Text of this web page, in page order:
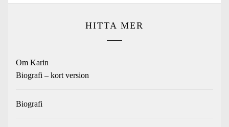
HITTA MER
Om Karin
Biografi – kort version
Biografi